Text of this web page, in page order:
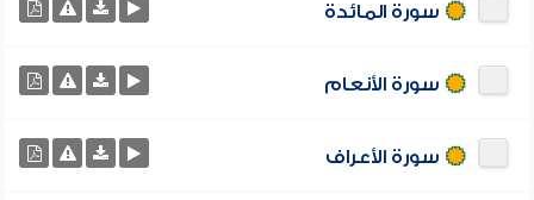
سورة المائدة
سورة الأنعام
سورة الأعراف